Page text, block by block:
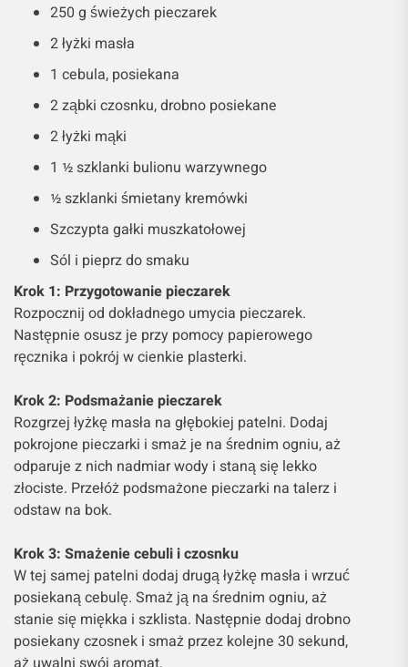
250 g świeżych pieczarek
2 łyżki masła
1 cebula, posiekana
2 ząbki czosnku, drobno posiekane
2 łyżki mąki
1 ½ szklanki bulionu warzywnego
½ szklanki śmietany kremówki
Szczypta gałki muszkatołowej
Sól i pieprz do smaku
Krok 1: Przygotowanie pieczarek
Rozpocznij od dokładnego umycia pieczarek.
Następnie osusz je przy pomocy papierowego
ręcznika i pokrój w cienkie plasterki.
Krok 2: Podsmażanie pieczarek
Rozgrzej łyżkę masła na głębokiej patelni. Dodaj
pokrojone pieczarki i smaż je na średnim ogniu, aż
odparuje z nich nadmiar wody i staną się lekko
złociste. Przełóż podsmażone pieczarki na talerz i
odstaw na bok.
Krok 3: Smażenie cebuli i czosnku
W tej samej patelni dodaj drugą łyżkę masła i wrzuć
posiekaną cebulę. Smaż ją na średnim ogniu, aż
stanie się miękka i szklista. Następnie dodaj drobno
posiekany czosnek i smaż przez kolejne 30 sekund,